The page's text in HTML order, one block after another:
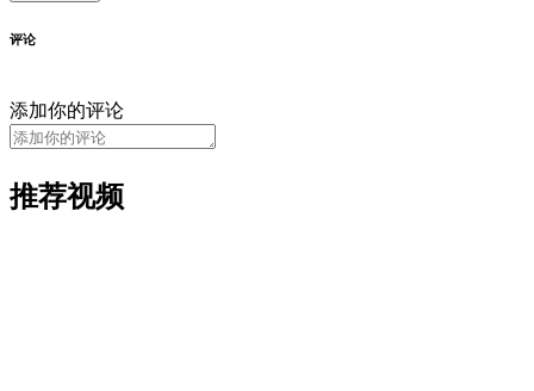
评论
添加你的评论
推荐视频